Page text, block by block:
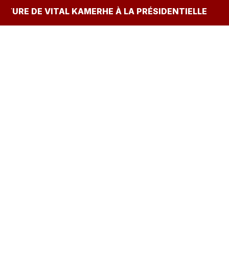
À LA PRÉSIDENTIELLE